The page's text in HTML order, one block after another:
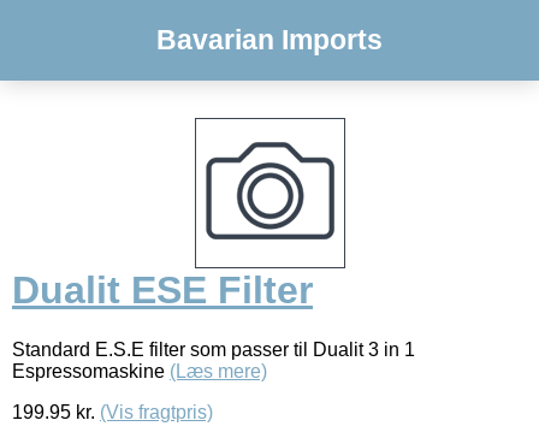
Bavarian Imports
Dualit ESE Filter
Standard E.S.E filter som passer til Dualit 3 in 1
Espressomaskine (Læs mere)
199.95 kr. (Vis fragtpris)